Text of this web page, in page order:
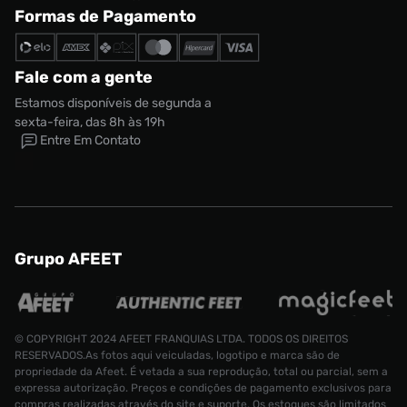
CONTINUAR COMPRANDO
Tamanho:
34
ADICIONAR AO CARRINHO
Formas de Pagamento
Fale com a gente
Estamos disponíveis de segunda a
sexta-feira, das 8h às 19h
Entre Em Contato
Grupo AFEET
© COPYRIGHT 2024 AFEET FRANQUIAS LTDA. TODOS OS DIREITOS
RESERVADOS.As fotos aqui veiculadas, logotipo e marca são de
propriedade da Afeet. É vetada a sua reprodução, total ou parcial, sem a
expressa autorização. Preços e condições de pagamento exclusivos para
compras realizadas através do site e suporte. Os estoques são limitados